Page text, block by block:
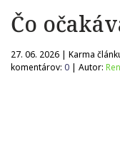
Čo
27. 06. 2026 | Karma
komentárov: 0 | Autor: